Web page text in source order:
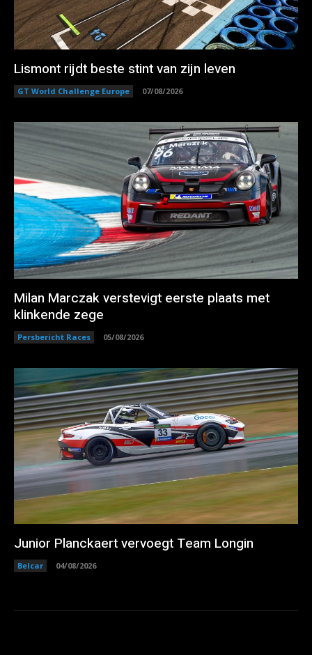
Lismont rijdt beste stint van zijn leven
GT World Challenge Europe 07/08/2026
Milan Marczak verstevigt eerste plaats met
klinkende zege
Persbericht Races 05/08/2026
Junior Planckaert vervoegt Team Longin
Belcar 04/08/2026